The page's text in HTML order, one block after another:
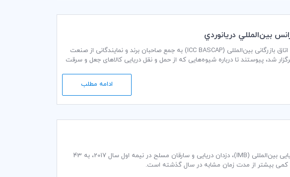
بين‌المللي دريانوردي
اعضای برجسته کارگروه اقدام کسب و کار برای مبارزه با جعل و سرقت اتاق بازرگانی بین‌المللی (ICC BASCAP) به جمع صاحبان برند و نمایندگانی از صنعت
شد، پیوستند تا درباره شیوه‌هایی که از حمل و نقل دریایی کالاهای جعل و سرقت
ادامه مطلب
با توجه به آخرین گزارش دزدی دریایی ارائه شده از سوی دفتر امور دریایی بین‌المللی (IMB)، دزدان دریایی و سارقان مسلح در نیمه اول سال 2017، به 43